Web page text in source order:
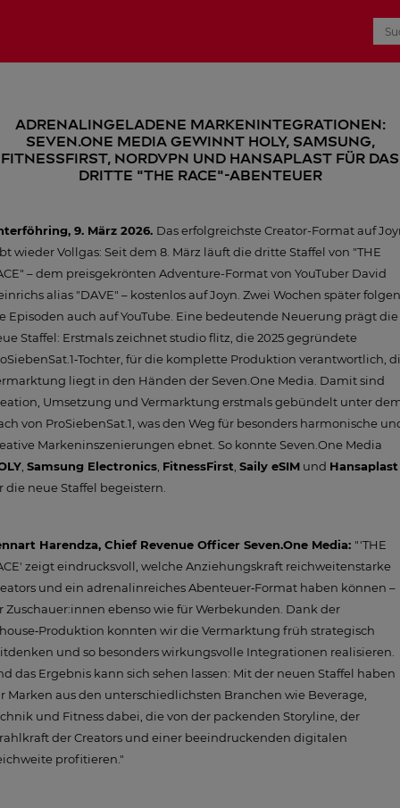
Adrenalingeladene Markenintegrationen:
Seven.One Media gewinnt HOLY, Samsung,
FitnessFirst, NordVPN und Hansaplast für das
dritte "THE RACE"-Abenteuer
9. März 2026. Das erfolgreichste Creator-Format auf
wieder Vollgas: Seit dem 8. März läuft die dritte Staffel von "THE
– dem preisgekrönten Adventure-Format von YouTuber David
alias "DAVE" – kostenlos auf Joyn. Zwei Wochen später folgen
Episoden auch auf YouTube. Eine bedeutende Neuerung prägt die
Staffel: Erstmals zeichnet studio flitz, die 2025 gegründete
für die komplette Produktion verantwortlich,
liegt in den Händen der Seven.One Media. Damit sind
Umsetzung und Vermarktung erstmals gebündelt unter
von ProSiebenSat.1, was den Weg für besonders harmonische
Markeninszenierungen ebnet. So konnte Seven.One Media
Samsung Electronics FitnessFirst Saily eSIM und Hansaplast
die neue Staffel begeistern.
Harendza, Chief Revenue Officer Seven.One Media: "'THE
zeigt eindrucksvoll, welche Anziehungskraft reichweitenstarke
und ein adrenalinreiches Abenteuer‑Format haben können –
Zuschauer:innen ebenso wie für Werbekunden. Dank der
konnten wir die Vermarktung früh strategisch
und so besonders wirkungsvolle Integrationen realisieren.
das Ergebnis kann sich sehen lassen: Mit der neuen Staffel haben
Marken aus den unterschiedlichsten Branchen wie Beverage,
und Fitness dabei, die von der packenden Storyline, der
der Creators und einer beeindruckenden digitalen
profitieren."